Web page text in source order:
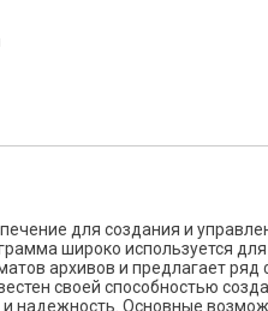
для создания и
широко используется
архивов и предлагает ряд
своей способностью
надежность. Основные